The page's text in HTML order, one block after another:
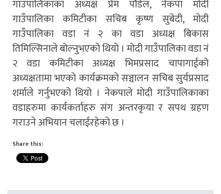
गाउँपालिकाका अध्यक्ष प्रेम पौडेल, नेकपा मोदी
गाउँपालिका कमिटीका सचिब कृष्ण सुबेदी, मोदी
गाउँपालिका वडा नं २ का वडा अध्यक्ष बिकास
तिमिल्सिनाले बोल्नुभएको थियो । मोदी गाउँपालिका वडा नं
२ वडा कमिटीका अध्यक्ष भिमप्रसाद चापागाईको
अध्यक्षतामा भएको कार्यक्रमको सञ्चालन सचिब सुर्यप्रसाद
शर्माले गर्नुभएको थियो । नेकपाले मोदी गाउँपालिकाका
वडाहरुमा कार्यकर्ताहरु संग अन्तरकृया र सपथ ग्रहण
गराउने अभियान चलाईरहेको छ ।
Share this: